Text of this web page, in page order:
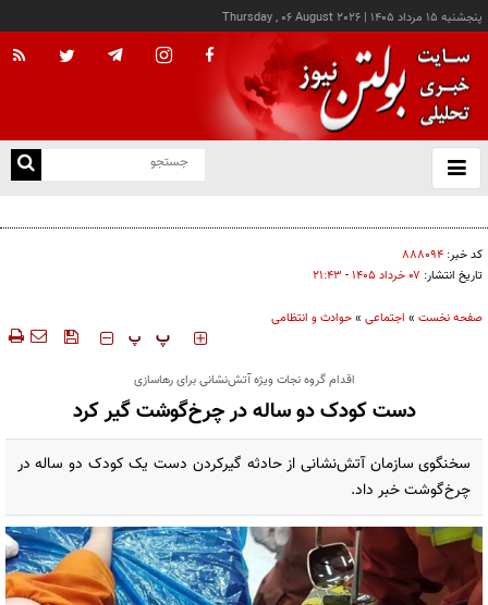
پنجشنبه ۱۵ مرداد ۱۴۰۵ |
Thursday , 06 August 2026
باز
و
کد خبر: ۸۸۸۰۹۴
تاریخ انتشار: ۰۷ خرداد ۱۴۰۵ - ۲۱:۴۳
صفحه نخست » اجتماعی »حوادث و انتظامی
‍‍‍ پ پ
اقدام گروه نجات ویژه آتش‌نشانی برای رهاسازی
دست کودک دو ساله در چرخ‌گوشت گیر کرد
سخنگوی سازمان آتش‌نشانی از حادثه گیرکردن دست یک کودک دو ساله در
چرخ‌گوشت خبر داد.